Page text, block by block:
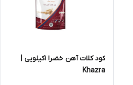
کود کلات آهن خضرا 1کیلویی |
Khazra